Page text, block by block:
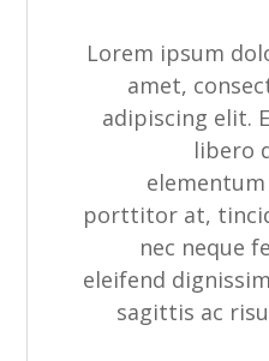
Lorem ipsum
amet,
adipiscing elit.
libero
porttitor at,
nec neque
eleifend
sagittis ac